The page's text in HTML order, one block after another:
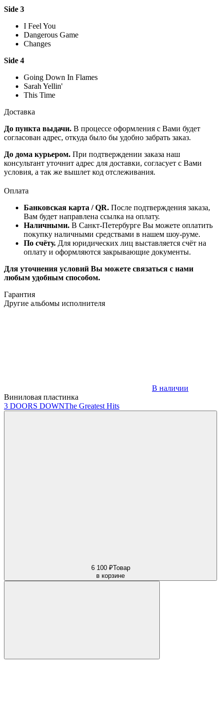
Side 3
I Feel You
Dangerous Game
Changes
Side 4
Going Down In Flames
Sarah Yellin'
This Time
Доставка
До пункта выдачи. В процессе оформления с Вами будет
согласован адрес, откуда было бы удобно забрать заказ.
До дома курьером. При подтверждении заказа наш
консультант уточнит адрес для доставки, согласует с Вами
условия, а так же вышлет код отслеживания.
Оплата
Банковская карта / QR. После подтверждения заказа,
Вам будет направлена ссылка на оплату.
Наличными. В Санкт-Петербурге Вы можете оплатить
покупку наличными средствами в нашем шоу-руме.
По счёту. Для юридических лиц выставляется счёт на
оплату и оформляются закрывающие документы.
Для уточнения условий Вы можете связаться с нами
любым удобным способом.
Гарантия
Другие альбомы исполнителя
В наличии
Виниловая пластинка
3 DOORS DOWNThe Greatest Hits
6 100 ₽Товар
в корзине